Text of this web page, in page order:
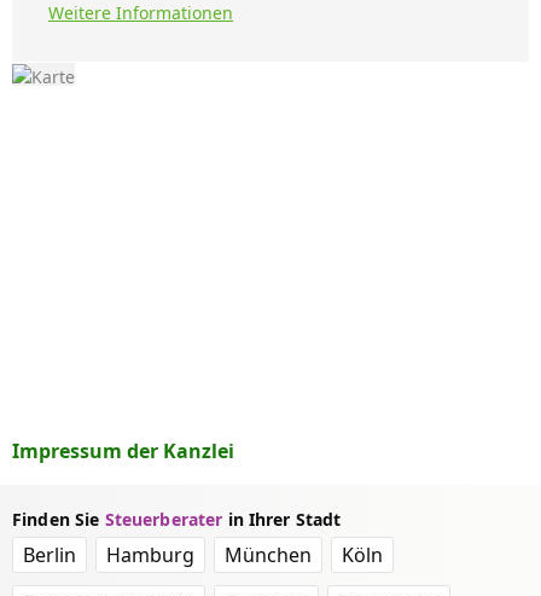
Weitere Informationen
Impressum der Kanzlei
Finden Sie Steuerberater in Ihrer Stadt
Berlin Hamburg München
Köln